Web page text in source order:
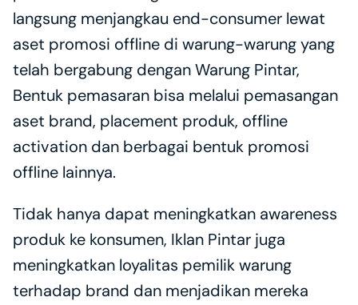
langsung menjangkau end-consumer lewat
aset promosi offline di warung-warung yang
telah bergabung dengan Warung Pintar,
Bentuk pemasaran bisa melalui pemasangan
aset brand, placement produk, offline
activation dan berbagai bentuk promosi
offline lainnya.
Tidak hanya dapat meningkatkan awareness
produk ke konsumen, Iklan Pintar juga
meningkatkan loyalitas pemilik warung
terhadap brand dan menjadikan mereka